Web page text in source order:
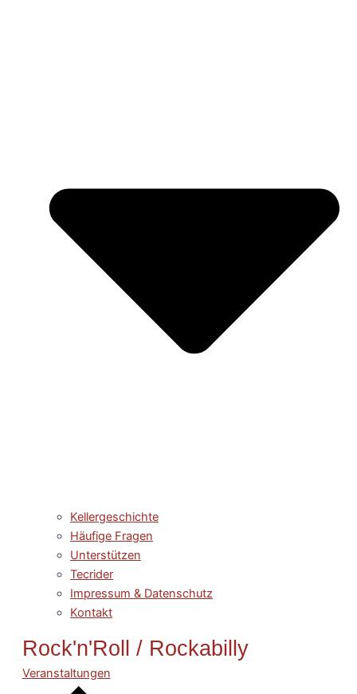
Kellergeschichte
Häufige Fragen
Unterstützen
Tecrider
Impressum & Datenschutz
Kontakt
Rock'n'Roll / Rockabilly
Veranstaltungen